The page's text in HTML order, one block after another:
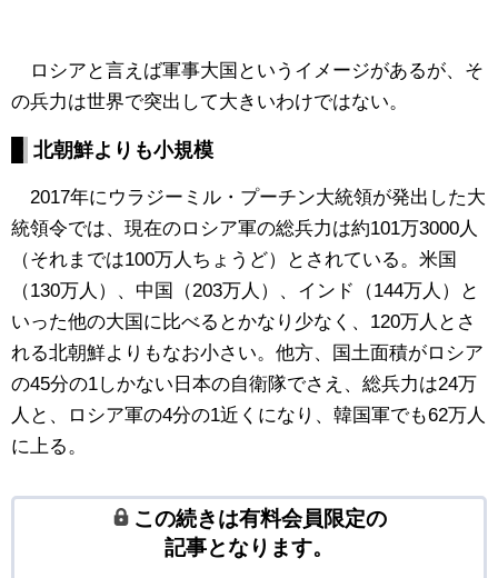
ロシアと言えば軍事大国というイメージがあるが、そ
の兵力は世界で突出して大きいわけではない。
北朝鮮よりも小規模
2017年にウラジーミル・プーチン大統領が発出した大
統領令では、現在のロシア軍の総兵力は約101万3000人
（それまでは100万人ちょうど）とされている。米国
（130万人）、中国（203万人）、インド（144万人）と
いった他の大国に比べるとかなり少なく、120万人とさ
れる北朝鮮よりもなお小さい。他方、国土面積がロシア
の45分の1しかない日本の自衛隊でさえ、総兵力は24万
人と、ロシア軍の4分の1近くになり、韓国軍でも62万人
に上る。
この続きは有料会員限定の
記事となります。